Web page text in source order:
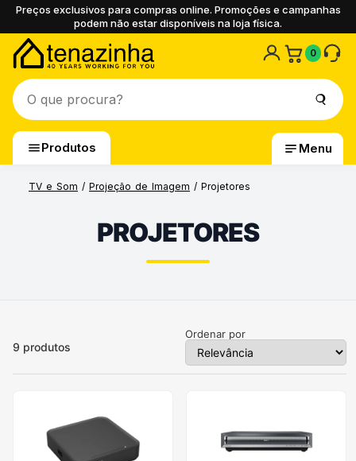
Preços exclusivos para compras online. Promoções e campanhas
podem não estar disponíveis na loja física.
0
Produtos Menu
TV e Som / Projeção de Imagem / Projetores
PROJETORES
9 produtos
Ordenar por